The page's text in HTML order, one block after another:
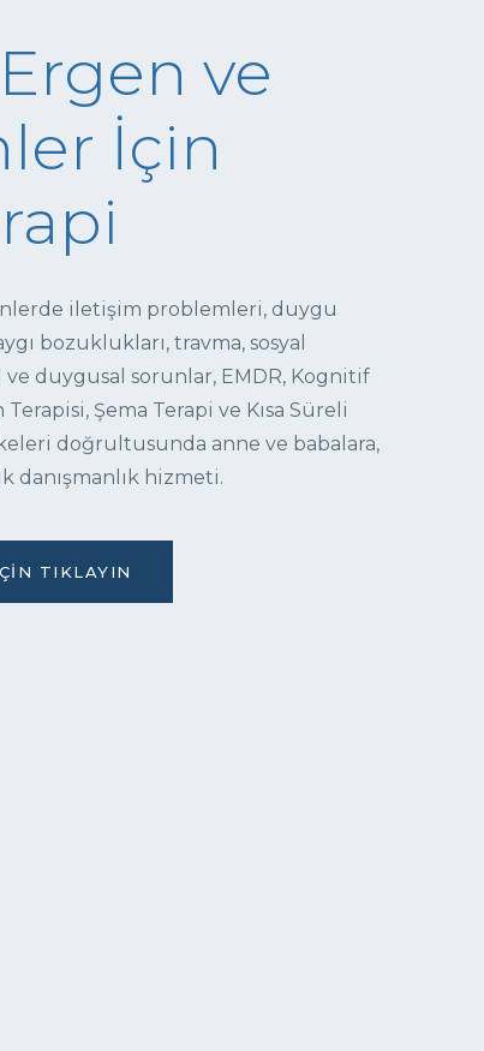
ve
İçin
iletişim problemleri, duygu
bozuklukları, travma, sosyal
ve duygusal sorunlar, EMDR, Kognitif
Terapisi, Şema Terapi ve Kısa Süreli
doğrultusunda anne ve babalara,
danışmanlık hizmeti.
TIKLAYIN